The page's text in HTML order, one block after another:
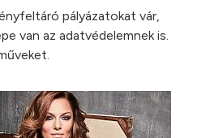
pályázatokat vár,
van az adatvédelemnek is.